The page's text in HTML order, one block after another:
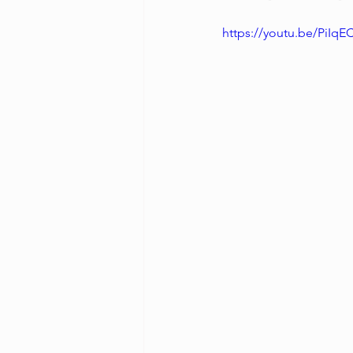
https://youtu.be/